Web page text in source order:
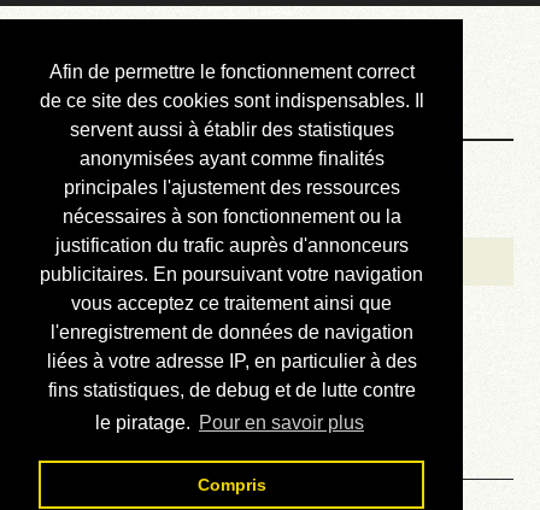
Afin de permettre le fonctionnement correct
de ce site des cookies sont indispensables. Il
servent aussi à établir des statistiques
anonymisées ayant comme finalités
principales l'ajustement des ressources
nécessaires à son fonctionnement ou la
justification du trafic auprès d'annonceurs
publicitaires. En poursuivant votre navigation
vous acceptez ce traitement ainsi que
l'enregistrement de données de navigation
liées à votre adresse IP, en particulier à des
fins statistiques, de debug et de lutte contre
le piratage. Pour en savoir plus
Compris
Courbis, « LE »
Blog Officiel
Bienvenue
Réalisations
Divers (et d’été)
Annonces
Liens externes
Téléchargement
Contact